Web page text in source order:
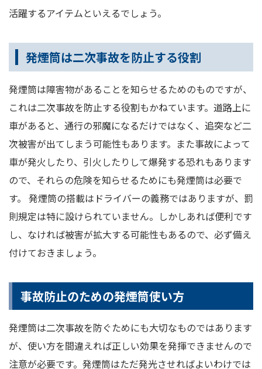
活躍するアイテムといえるでしょう。
発煙筒は二次事故を防止する役割
発煙筒は障害物があることを知らせるためのものですが、
これは二次事故を防止する役割もかねています。道路上に
車があると、通行の邪魔になるだけではなく、追突など二
次被害が出てしまう可能性もあります。また事故によって
車が発火したり、引火したりして爆発する恐れもあります
ので、それらの危険を知らせるためにも発煙筒は必要で
す。 発煙筒の搭載はドライバーの義務ではありますが、罰
則規定は特に設けられていません。しかしあれば便利です
し、なければ被害が拡大する可能性もあるので、必ず備え
付けておきましょう。
事故防止のための発煙筒使い方
発煙筒は二次事故を防ぐためにも大切なものではあります
が、使い方を間違えれば正しい効果を発揮できませんので
注意が必要です。発煙筒はただ発光させればよいわけでは